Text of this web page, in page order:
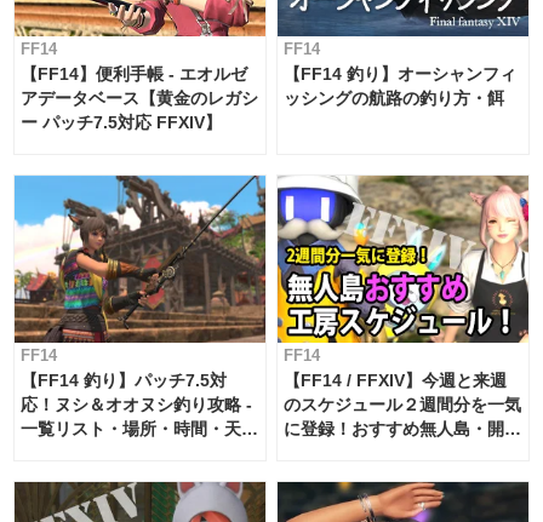
FF14
【FF14】便利手帳 - エオルゼ
アデータベース【黄金のレガシ
ー パッチ7.5対応 FFXIV】
FF14
【FF14 釣り】オーシャンフィ
ッシングの航路の釣り方・餌
FF14
【FF14 釣り】パッチ7.5対
応！ヌシ＆オオヌシ釣り攻略 -
一覧リスト・場所・時間・天
FF14
【FF14 / FFXIV】今週と来週
のスケジュール２週間分を一気
に登録！おすすめ無人島・開拓